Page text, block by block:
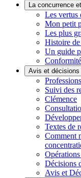
La concurrence
Les vertus
Mon petit
Les plus
Histoire
Un guide
Conformité
Avis et décisions
Suivi des
Clémence
Textes de
Comment
Décisions
Avis et